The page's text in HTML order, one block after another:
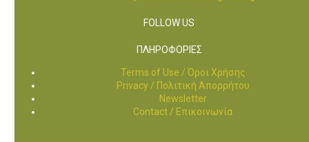
FOLLOW US
ΠΛΗΡΟΦΟΡΙΕΣ
Terms of Use / Όροι Χρήσης
Privacy / Πολιτική Απορρήτου
Newsletter
Contact / Επικοινωνία